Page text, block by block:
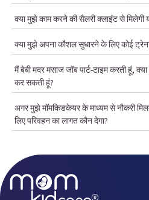
क्या मुझे काम करने की सैलरी क्लाइंट से मिलेगी
क्या मुझे अपना कौशल सुधारने के लिए कोई ट्रेनर
मैं बेबी मदर मसाज जॉब पार्ट-टाइम करती हूं,
कर सकती हूं?
अगर मुझे मॉमकिडकेयर के माध्यम से नौकरी
लिए परिवहन का लागत कौन देगा?